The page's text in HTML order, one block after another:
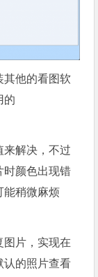
其他的看图软
的
来解决，不过
时颜色出现错
能稍微麻烦
图片，实现在
认的照片查看